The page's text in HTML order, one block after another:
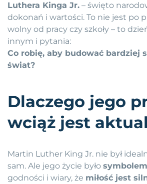
Luthera Kinga Jr. – święto
dokonań i wartości. To nie jest po
wolny od pracy czy szkoły – to
innym i pytania:
Co robię, aby budować bardziej
świat?
Dlaczego jego
wciąż jest
Martin Luther King Jr. nie był
sam. Ale jego życie było symbolem
godności i wiary, że miłość jest